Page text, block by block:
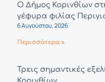
Ο Δήμος Κορινθίων
γέφυρα φιλίας
6 Αυγούστου, 2026
Περισσότερα »
Τρεις σημαντικές